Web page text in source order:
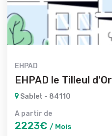
EHPAD
EHPAD le Tilleul d'Or
Sablet - 84110
A partir de
2223€ / Mois